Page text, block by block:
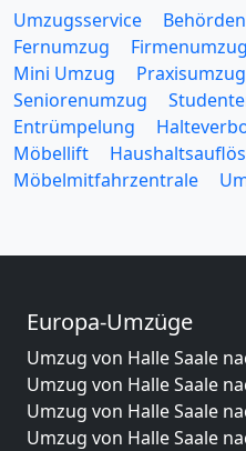
Umzugsservice
Fernumzug
Firmenumzug
Mini Umzug
Praxisumzug
Seniorenumzug
Entrümpelung
Möbellift
Möbelmitfahrzentrale
Europa-Umzüge
Umzug von Halle Saale
Umzug von Halle Saale
Umzug von Halle Saale
Umzug von Halle Saale